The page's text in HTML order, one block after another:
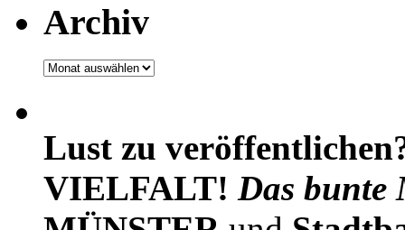
Archiv
Archiv
Lust zu
VIELFALT! Das bunte